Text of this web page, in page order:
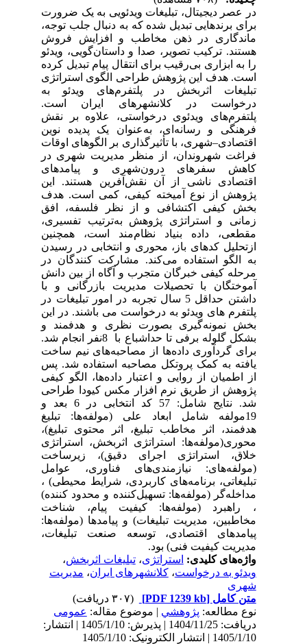
در عصر دیجیتال، تبلیغات ویدئویی به یک ضرورت
برای برندهایی تبدیل شده که به دنبال جلب توجه،
ماندگاری در ذهن مخاطب و افزایش فروش
هستند. ترکیب تصویر، صدا و داستان‌گویی، ویدئو
را به ابزاری بی‌رقیب برای انتقال پیام تبدیل کرده
است. هدف این پژوهش طراحی الگوی استراتژی
تبلیغات اثربخش در پلتفرم‌های ویدئو به
درخواست در کلانشهرهای ایران است.
پلتفرم‌های ویدئوی درخواستی، علاوه بر نقش
فرهنگی و رسانه‌ای، به‌عنوان یک پدیده نوین
اقتصادی–شهری، با تأثیرگذاری بر الگوهای اوقات
فراغت شهروندان، از منظر مدیریت شهری در
کاهش سفرهای درون‌شهری و پیامدهای
اقتصادی ناشی از آن نقش‌آفرین هستند. این
پژوهش از نوع آمیخته کیفی، کمی است. هدف
بخش کیفی اکتشافی و از نظر فلسفه، افق
زمانی و استراتژی پژوهش به‌ترتیب تفسیری،
مقطعی، داده بنیاد نظام‌مند است، همچنین
ازتحلیل کدهای باز، محوری و انتخابی در رسیدن
به الگو استفاده می‌کند. مشارکت کنندگان در
مرحله کیفی خبرگان متجرب و آگاه از بین دانش
آموختگان با تحصیلات مدیریت بازرگانی و با
داشتن حداقل 5 سال تجربه در امور تبلیغات در
پلتفرم های ویدئو به درخواست می باشند. در این
بخش نمونه‌گیری بصورت نظری و هدفمند و
بشکل گلوله برفی تا حداشباع با 8نفر انجام شد.
برای گردآوری داده‌ها از مصاحبه‌های نیم ساخت
یافته به کمک پروتکل مصاحبه استفاده شد. پس
از اطمیان از روایی و اعتبار داده‌ها، الگو کیفی
پژوهش از طریق نرم افزار مکس کیودا طراحی
شد. نتایج شامل: 57 کد انتخابی در 6 بعد و
19مولفه شامل ابعاد علی (مولفه‌ها: تبلیغ
هدفمند، اثر مخاطب تبلیغ، اثر محتوی تبلیغ)،
محوری(مولفه‌ها: استراتژی اثربخش، استراتژی
خلاق، استراتژی اجرای دقیق)، زیرساخت
(مولفه‌های: نیازمندی‌های فناوری، عوامل
تبلیغاتی، برنامه‌های کاربردی، شرایط محیطی) ،
مداخله‌گر (مولفه‌ها: تسهیل‌کننده و محدود کننده)
، راهبرد (مولفه‌ها: کیفیت پیام، شناخت
مخاطبین، مدیریت تبلیغات) و پیامدها (مولفه‌ها:
پیامدهای اقتصادی، توسعه صنعت تبلیغات،
مدیریت کیفیت فنی) بود.
واژه‌های کلیدی:استراتژی،تبلیغات اثربخش،
ویدئو به درخواست،کلانشهرهای ایران ،مدیریت
شهری
متن کامل[PDF 1239 kb]
نوع مطالعه:پژوهشي| موضوع مقاله:عمومى
دریافت: 1404/11/25 | پذیرش: 1405/1/10 | انتشار:
1405/1/10 | انتشار الکترونیک: 1405/1/10